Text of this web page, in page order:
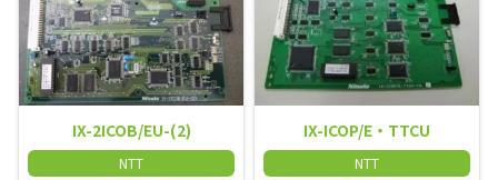
IX-2ICOB/EU-(2)
NTT
IX-ICOP/E・TTCU
NTT